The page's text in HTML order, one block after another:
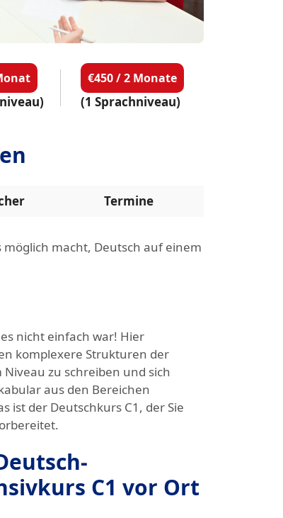
€450 / 2 Monate
(1 Sprachniveau)
Termine
macht, Deutsch auf einem
nicht einfach war! Hier
komplexere Strukturen der
zu schreiben und sich
aus den Bereichen
ist der Deutschkurs C1, der Sie
C1 vor Ort